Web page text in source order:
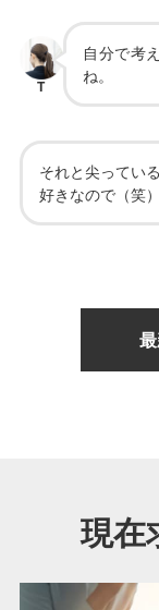
T
自分で考
ね。
それと尖ってい
好きなので（笑）
現在